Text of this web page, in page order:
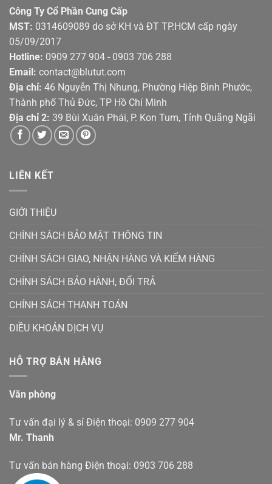
Công Ty Cổ Phần Cung Cấp
MST: 0314609089 do sở KH và ĐT TP.HCM cấp ngày
05/09/2017
Hotline: 0909 277 904 - 0903 706 288
Email: contact@blutut.com
Địa chỉ: 46 Nguyễn Thị Nhung, Phường Hiệp Bình Phước,
Thành phố Thủ Đức, TP Hồ Chí Minh
Địa chỉ 2: 39 Bùi Xuân Phái, P. Kon Tum, Tỉnh Quãng Ngãi
LIÊN KẾT
GIỚI THIỆU
CHÍNH SÁCH BẢO MẬT THÔNG TIN
CHÍNH SÁCH GIAO, NHẬN HÀNG VÀ KIỂM HÀNG
CHÍNH SÁCH BẢO HÀNH, ĐỔI TRẢ
CHÍNH SÁCH THANH TOÁN
ĐIỀU KHOẢN DỊCH VỤ
HỖ TRỢ BÁN HÀNG
Văn phòng
Tư vấn đại lý & sỉ Điện thoại: 0909 277 904
Mr. Thanh
Tư vấn bán hàng Điện thoại: 0903 706 288